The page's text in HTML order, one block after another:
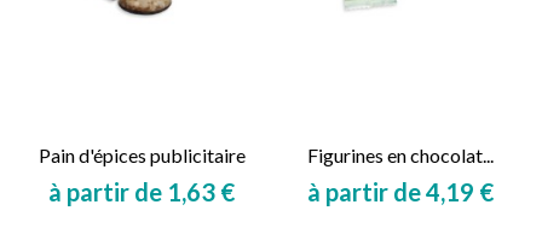
Pain d'épices publicitaire
à partir de 1,63 €
Figurines en chocolat...
à partir de 4,19 €